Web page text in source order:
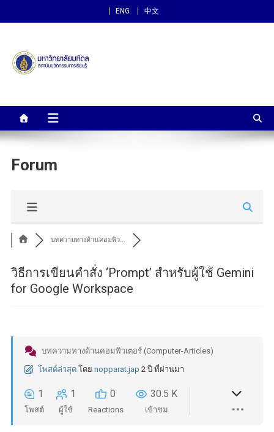
ENG 中文
สถาบันนวัตกรรมการเรียนรู้
Forum
บทความทางด้านคอมพิว...
วิธีการเขียนคำสั่ง ‘Prompt’ สำหรับผู้ใช้ Gemini
for Google Workspace
บทความทางด้านคอมพิวเตอร์ (Computer-Articles)
โพสต์ล่าสุด โดย nopparat.jap 2 ปี ที่ผ่านมา
1
โพสต์
1
ผู้ใช้
0
Reactions
30.5 K
เข้าชม